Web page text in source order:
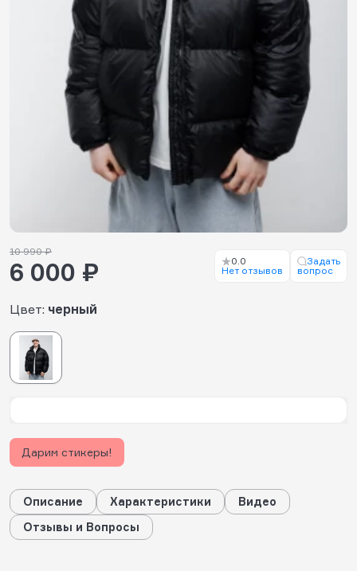
Цвет: черный
10 990 ₽
6 000 ₽
0.0
Нет отзывов
Задать
вопрос
Дарим стикеры!
Описание Характеристики
Видео
Отзывы и Вопросы